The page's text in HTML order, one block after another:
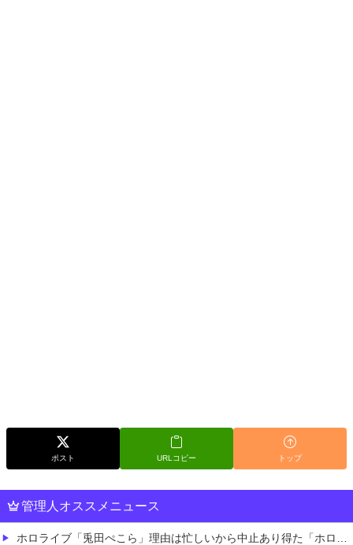
ポスト URLコピー トップ
管理人オススメニュース
ホロライブ「兎田ぺこら」理由は忙しいから中止あり得た「ホロ夏アモアス」野うさぎから守るために主催者記載？姫を庇う大空スバルにルーナイト感謝